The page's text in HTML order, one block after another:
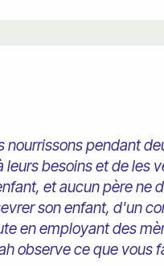
nourrissons pendant
besoins et de les
et aucun père ne
son enfant, d'un
en employant des
observe ce que vous